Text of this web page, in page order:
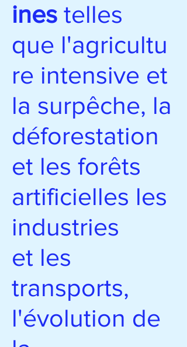
ines telles
que l'agricultu
re intensive et
la surpêche, la
déforestation
et les forêts
artificielles les
industries
et les
transports,
l'évolution de